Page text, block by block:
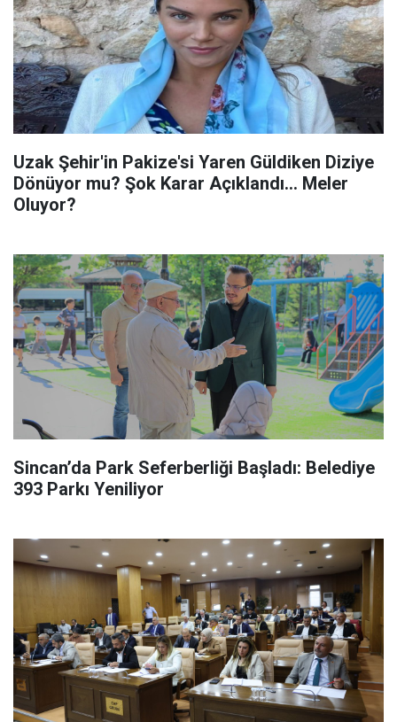
Uzak Şehir'in Pakize'si Yaren Güldiken Diziye
Dönüyor mu? Şok Karar Açıklandı... Meler
Oluyor?
Sincan’da Park Seferberliği Başladı: Belediye
393 Parkı Yeniliyor